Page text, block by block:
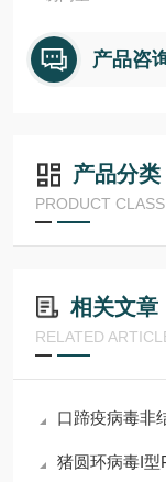
产品咨
产品分类
PRODUCT
相关文章
RELATED
口蹄疫病毒非结
猪圆环病毒I型